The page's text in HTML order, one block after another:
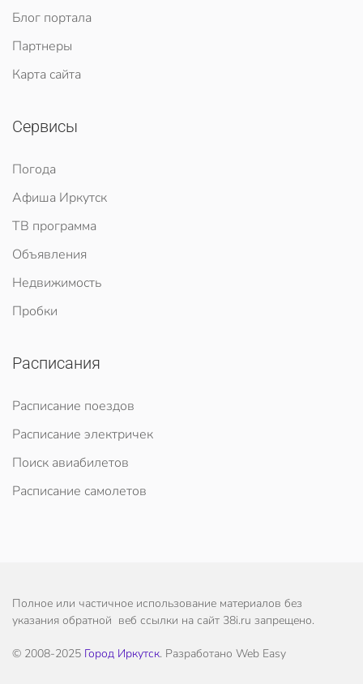
Блог портала
Партнеры
Карта сайта
Сервисы
Погода
Афиша Иркутск
ТВ программа
Объявления
Недвижимость
Пробки
Расписания
Расписание поездов
Расписание электричек
Поиск авиабилетов
Расписание самолетов
Полное или частичное использование материалов без
указания обратной веб ссылки на сайт 38i.ru запрещено.
© 2008-2025 Город Иркутск. Разработано Web Easy